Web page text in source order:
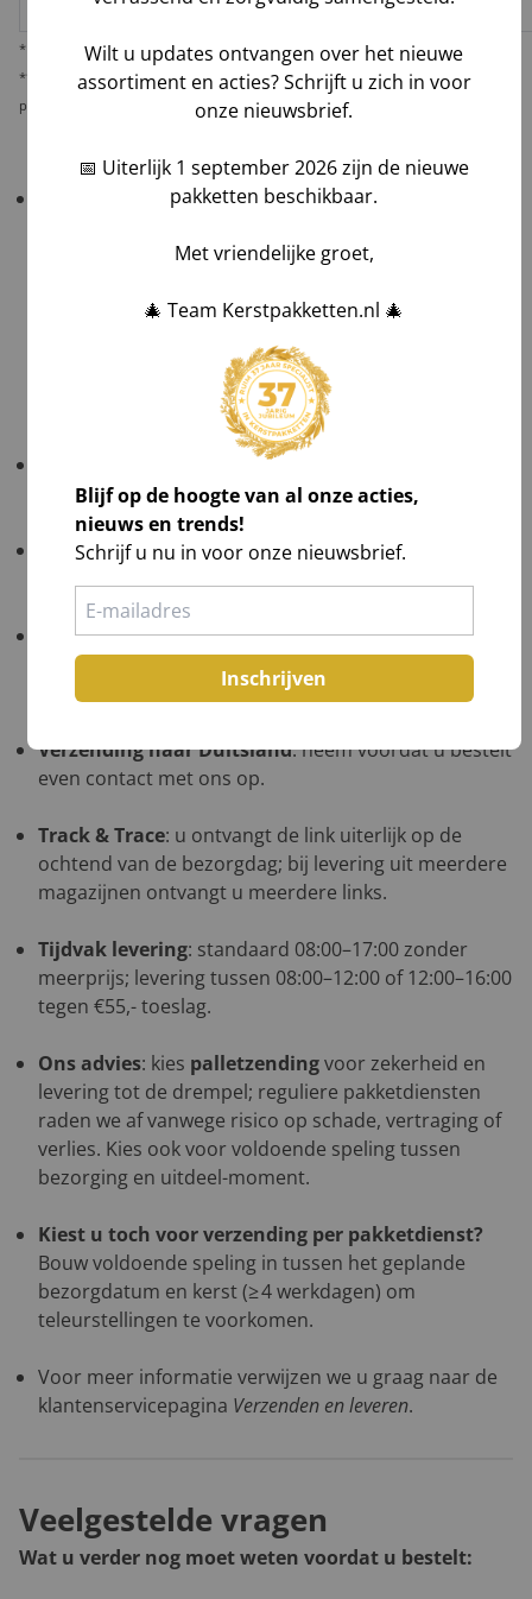
* Behoudens overmacht calamiteiten.
** De verantwoordelijkheid op dit risico als gevolg van uw keuze voor reguliere
pakketbezorging rust bij u als opdrachtgever.
Controleer uw bestelling bij levering
Check zichtbare schade en maak foto's,
op de kopie van de chauffeur,
Teken voor ontvangst na volledig akkoord.
: NL ≥ €1.000 excl. btw; BE ≥ €1.500
excl. btw; DE in overleg op één afleveradres.
Verzending naar de Waddeneilanden: neem
Verzending naar België: kies uw kerstpakketten,
plaats ze in de winkelwagen, ga naar bestellen en uw
verzendkosten worden direct berekend.
Verzending naar Duitsland: neem voordat u bestelt
even contact met ons op.
Track & Trace: u ontvangt de link uiterlijk op de
ochtend van de bezorgdag; bij levering uit meerdere
magazijnen ontvangt u meerdere links.
Tijdvak levering: standaard 08:00–17:00 zonder
meerprijs; levering tussen 08:00–12:00 of 12:00–16:00
tegen €55,- toeslag.
Ons advies: kies palletzendingvoor zekerheid en
levering tot de drempel; reguliere pakketdiensten
raden we af vanwege risico op schade, vertraging of
verlies. Kies ook voor voldoende speling tussen
bezorging en uitdeel-moment.
Kiest u toch voor verzending per pakketdienst?
Bouw voldoende speling in tussen het geplande
bezorgdatum en kerst (≥ 4 werkdagen) om
teleurstellingen te voorkomen.
Voor meer informatie verwijzen we u graag naar de
klantenservicepagina Verzenden en leveren.
Veelgestelde vragen
Wat u verder nog moet weten voordat u bestelt:
Wilt u updates ontvangen over het nieuwe
assortiment en acties? Schrijft u zich in voor
onze nieuwsbrief.
📅 Uiterlijk 1 september 2026 zijn de nieuwe
pakketten beschikbaar.
Met vriendelijke groet,
🎄 Team Kerstpakketten.nl 🎄
Blijf op de hoogte van al onze acties,
nieuws en trends!
Schrijf u nu in voor onze nieuwsbrief.
Inschrijven